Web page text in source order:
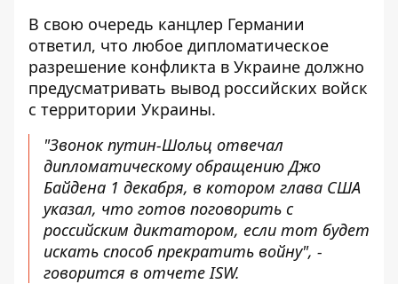
В свою очередь канцлер Германии
ответил, что любое дипломатическое
разрешение конфликта в Украине должно
предусматривать вывод российских войск
с территории Украины.
"Звонок путин-Шольц отвечал
дипломатическому обращению Джо
Байдена 1 декабря, в котором глава США
указал, что готов поговорить с
российским диктатором, если тот будет
искать способ прекратить войну", -
говорится в отчете ISW.